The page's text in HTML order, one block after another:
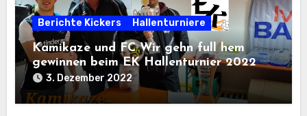
Berichte Kickers Hallenturniere
Kamikaze und FC Wir gehn full hem
gewinnen beim EK Hallenturnier 2022
3. Dezember 2022